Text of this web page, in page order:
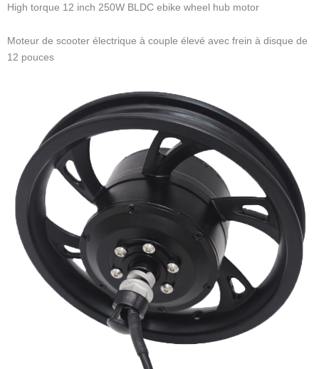
High torque 12 inch 250W BLDC ebike wheel hub motor
Moteur de scooter électrique à couple élevé avec frein à disque de
12 pouces